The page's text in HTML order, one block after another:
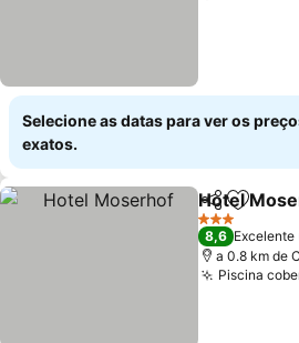
Selecione as datas para ver os
exatos.
Partilhar
Hotel
3 Estrelas
8,6 Excelente
a 0.8 km de
Piscina